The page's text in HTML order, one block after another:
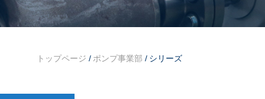
トップページ / ポンプ事業部 / シリーズ